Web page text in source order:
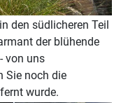
den südlicheren Teil
der blühende
- von uns
Sie noch die
wurde.